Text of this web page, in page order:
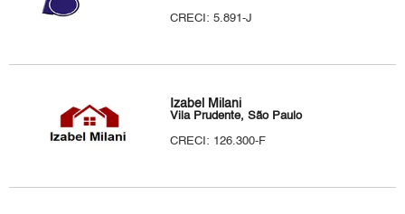
CRECI: 5.891-J
Izabel Milani
Vila Prudente, São Paulo
CRECI: 126.300-F